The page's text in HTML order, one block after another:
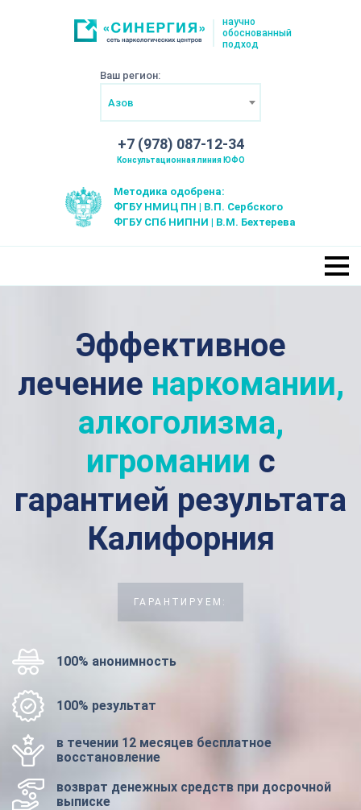
научно
обоснованный
подход
Ваш регион:
Азов
+7 (978) 087-12-34
Консультационная линия ЮФО
Методика одобрена:
ФГБУ НМИЦ ПН | В.П. Сербского
ФГБУ СПб НИПНИ | В.М. Бехтерева
Эффективное
лечение наркомании,
алкоголизма,
игромании с
гарантией результата
Калифорния
ГАРАНТИРУЕМ:
100% анонимность
100% результат
в течении 12 месяцев бесплатное
восстановление
возврат денежных средств при досрочной
выписке